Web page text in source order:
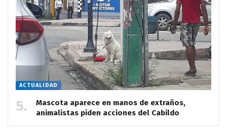
ACTUALIDAD
Mascota aparece en manos de extraños,
animalistas piden acciones del Cabildo